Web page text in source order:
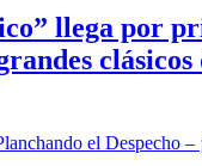
llega por
clásicos